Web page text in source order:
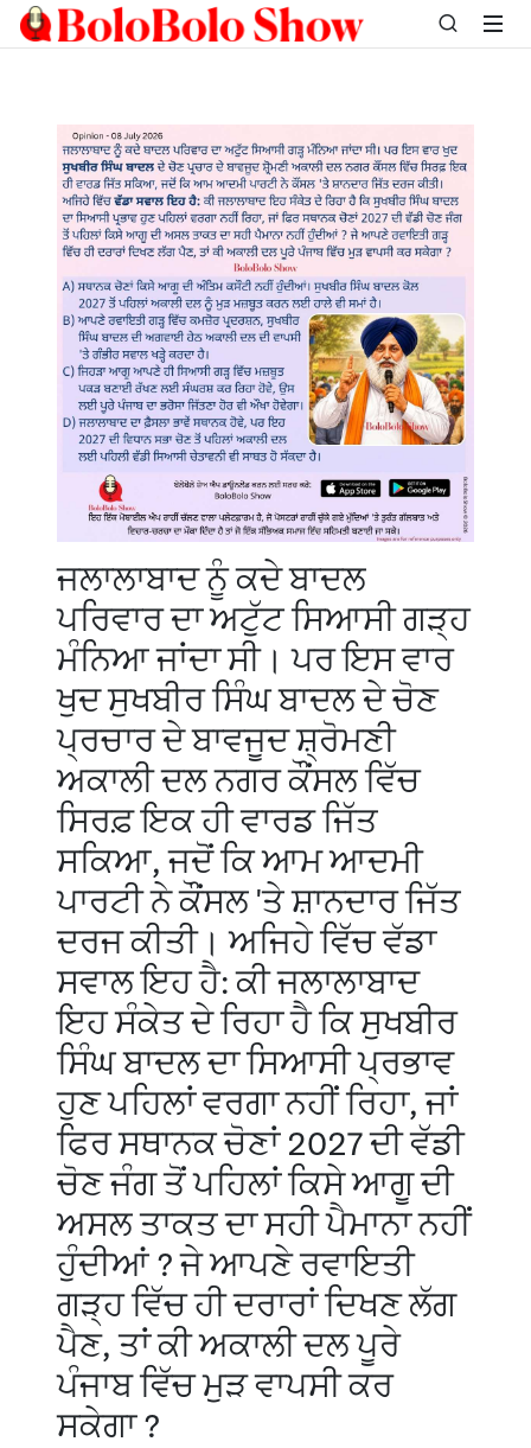
ਜਲਾਲਾਬਾਦ ਨੂੰ ਕਦੇ ਬਾਦਲ
ਪਰਿਵਾਰ ਦਾ ਅਟੁੱਟ ਸਿਆਸੀ ਗੜ੍ਹ
ਮੰਨਿਆ ਜਾਂਦਾ ਸੀ। ਪਰ ਇਸ ਵਾਰ
ਖੁਦ ਸੁਖਬੀਰ ਸਿੰਘ ਬਾਦਲ ਦੇ ਚੋਣ
ਪ੍ਰਚਾਰ ਦੇ ਬਾਵਜੂਦ ਸ਼੍ਰੋਮਣੀ
ਅਕਾਲੀ ਦਲ ਨਗਰ ਕੌਂਸਲ ਵਿੱਚ
ਸਿਰਫ਼ ਇਕ ਹੀ ਵਾਰਡ ਜਿੱਤ
ਸਕਿਆ, ਜਦੋਂ ਕਿ ਆਮ ਆਦਮੀ
ਪਾਰਟੀ ਨੇ ਕੌਂਸਲ 'ਤੇ ਸ਼ਾਨਦਾਰ ਜਿੱਤ
ਦਰਜ ਕੀਤੀ। ਅਜਿਹੇ ਵਿੱਚ ਵੱਡਾ
ਸਵਾਲ ਇਹ ਹੈ: ਕੀ ਜਲਾਲਾਬਾਦ
ਇਹ ਸੰਕੇਤ ਦੇ ਰਿਹਾ ਹੈ ਕਿ ਸੁਖਬੀਰ
ਸਿੰਘ ਬਾਦਲ ਦਾ ਸਿਆਸੀ ਪ੍ਰਭਾਵ
ਹੁਣ ਪਹਿਲਾਂ ਵਰਗਾ ਨਹੀਂ ਰਿਹਾ, ਜਾਂ
ਫਿਰ ਸਥਾਨਕ ਚੋਣਾਂ 2027 ਦੀ ਵੱਡੀ
ਚੋਣ ਜੰਗ ਤੋਂ ਪਹਿਲਾਂ ਕਿਸੇ ਆਗੂ ਦੀ
ਅਸਲ ਤਾਕਤ ਦਾ ਸਹੀ ਪੈਮਾਨਾ ਨਹੀਂ
ਹੁੰਦੀਆਂ ? ਜੇ ਆਪਣੇ ਰਵਾਇਤੀ
ਗੜ੍ਹ ਵਿੱਚ ਹੀ ਦਰਾਰਾਂ ਦਿਖਣ ਲੱਗ
ਪੈਣ, ਤਾਂ ਕੀ ਅਕਾਲੀ ਦਲ ਪੂਰੇ
ਪੰਜਾਬ ਵਿੱਚ ਮੁੜ ਵਾਪਸੀ ਕਰ
ਸਕੇਗਾ ?